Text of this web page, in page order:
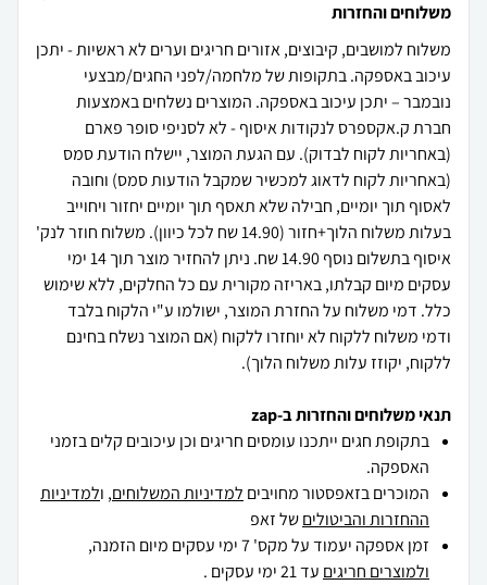
משלוחים והחזרות
משלוח למושבים, קיבוצים, אזורים חריגים וערים לא ראשיות - יתכן
עיכוב באספקה. בתקופות של מלחמה/לפני החגים/מבצעי
נובמבר – יתכן עיכוב באספקה. המוצרים נשלחים באמצעות
חברת ק.אקספרס לנקודות איסוף - לא לסניפי סופר פארם
(באחריות לקוח לבדוק). עם הגעת המוצר, יישלח הודעת סמס
(באחריות לקוח לדאוג למכשיר שמקבל הודעות סמס) וחובה
לאסוף תוך יומיים, חבילה שלא תאסף תוך יומיים יחזור ויחוייב
בעלות משלוח הלוך+חזור (14.90 שח לכל כיוון). משלוח חוזר לנק'
איסוף בתשלום נוסף 14.90 שח. ניתן להחזיר מוצר תוך 14 ימי
עסקים מיום קבלתו, באריזה מקורית עם כל החלקים, ללא שימוש
כלל. דמי משלוח על החזרת המוצר, ישולמו ע"י הלקוח בלבד
ודמי משלוח ללקוח לא יוחזרו ללקוח (אם המוצר נשלח בחינם
ללקוח, יקוזז עלות משלוח הלוך).
תנאי משלוחים והחזרות ב-zap
בתקופת חגים ייתכנו עומסים חריגים וכן עיכובים קלים בזמני
האספקה.
המוכרים בזאפסטור מחויבים למדיניות המשלוחים, ולמדיניות
ההחזרות והביטוליםשל זאפ
זמן אספקה יעמוד על מקס' 7 ימי עסקים מיום הזמנה,
ולמוצרים חריגים עד 21 ימי עסקים .